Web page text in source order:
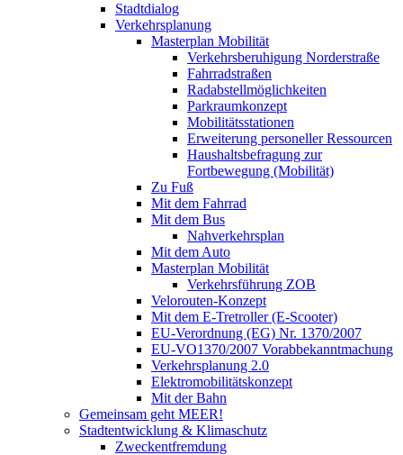
Stadtdialog
Verkehrsplanung
Masterplan Mobilität
Verkehrsberuhigung Norderstraße
Fahrradstraßen
Radabstellmöglichkeiten
Parkraumkonzept
Mobilitätsstationen
Erweiterung personeller Ressourcen
Haushaltsbefragung zur
Fortbewegung (Mobilität)
Zu Fuß
Mit dem Fahrrad
Mit dem Bus
Nahverkehrsplan
Mit dem Auto
Masterplan Mobilität
Verkehrsführung ZOB
Velorouten-Konzept
Mit dem E-Tretroller (E-Scooter)
EU-Verordnung (EG) Nr. 1370/2007
EU-VO1370/2007 Vorabbekanntmachung
Verkehrsplanung 2.0
Elektromobilitätskonzept
Mit der Bahn
Gemeinsam geht MEER!
Stadtentwicklung & Klimaschutz
Zweckentfremdung